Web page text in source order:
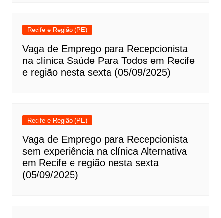
Recife e Região (PE)
Vaga de Emprego para Recepcionista
na clínica Saúde Para Todos em Recife
e região nesta sexta (05/09/2025)
Recife e Região (PE)
Vaga de Emprego para Recepcionista
sem experiência na clínica Alternativa
em Recife e região nesta sexta
(05/09/2025)